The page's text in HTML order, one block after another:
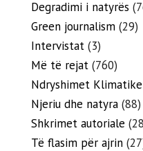
Degradimi i natyrës
Green journalism (29)
Intervistat (3)
Më të rejat (760)
Ndryshimet Klimatike
Njeriu dhe natyra (88)
Shkrimet autoriale
Të flasim për ajrin